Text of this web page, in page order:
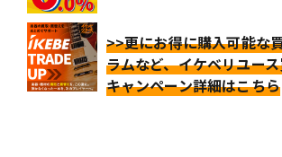
>>更にお得に購入可能な
ラムなど、イケベリユー
キャンペーン詳細はこちら